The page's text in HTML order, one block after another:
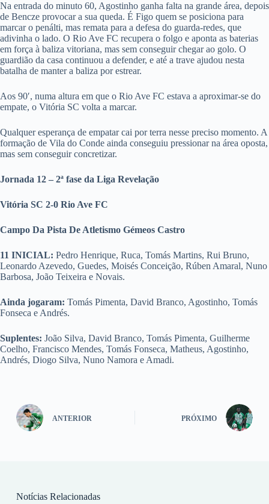
Na entrada do minuto 60, Agostinho ganha falta na grande área, depois
de Bencze provocar a sua queda. É Figo quem se posiciona para
marcar o penálti, mas remata para a defesa do guarda-redes, que
adivinha o lado. O Rio Ave FC recupera o folgo e aponta as baterias
em força à baliza vitoriana, mas sem conseguir chegar ao golo. O
guardião da casa continuou a defender, e até a trave ajudou nesta
batalha de manter a baliza por estrear.
Aos 90′, numa altura em que o Rio Ave FC estava a aproximar-se do
empate, o Vitória SC volta a marcar.
Qualquer esperança de empatar cai por terra nesse preciso momento. A
formação de Vila do Conde ainda conseguiu pressionar na área oposta,
mas sem conseguir concretizar.
Jornada 12 – 2ª fase da Liga Revelação
Vitória SC 2-0 Rio Ave FC
Campo Da Pista De Atletismo Gémeos Castro
11 INICIAL: Pedro Henrique, Ruca, Tomás Martins, Rui Bruno,
Leonardo Azevedo, Guedes, Moisés Conceição, Rúben Amaral, Nuno
Barbosa, João Teixeira e Novais.
Ainda jogaram: Tomás Pimenta, David Branco, Agostinho, Tomás
Fonseca e Andrés.
Suplentes: João Silva, David Branco, Tomás Pimenta, Guilherme
Coelho, Francisco Mendes, Tomás Fonseca, Matheus, Agostinho,
Andrés, Diogo Silva, Nuno Namora e Amadi.
ANTERIOR PRÓXIMO
Notícias Relacionadas